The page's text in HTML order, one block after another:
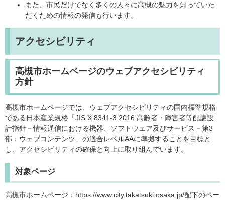
また、市民だけでなく多くの人々に高槻の魅力を知っていた
だくための情報の発信も行います。
アクセシビリティ
高槻市ホームページのウェブアクセシビリティ
方針
高槻市ホームページでは、ウェブアクセシビリティの国内標準規格
である日本産業規格「JIS X 8341-3:2016 高齢者・障害者等配慮設
計指針－情報通信における機器、ソフトウェア及びサービス－第3
部：ウェブコンテンツ」の適合レベルAAに準拠することを目標と
し、アクセシビリティの確保と向上に取り組んでいます。
対象ページ
高槻市ホームページ：https://www.city.takatsuki.osaka.jp/配下のペー